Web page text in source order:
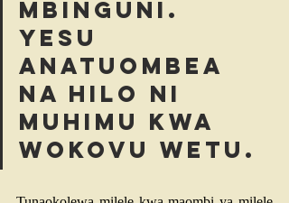
mbinguni.
Yesu
anatuombea
na hilo ni
muhimu kwa
wokovu wetu.